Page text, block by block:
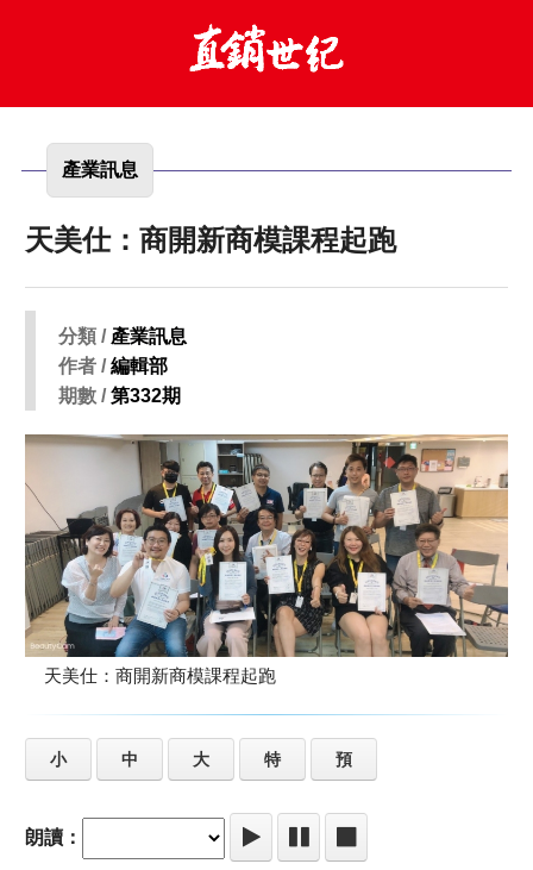
產業訊息
天美仕：商開新商模課程起跑
分類 / 產業訊息
作者 /編輯部
期數 /第332期
天美仕：商開新商模課程起跑
小 中 大 特 預
朗讀：